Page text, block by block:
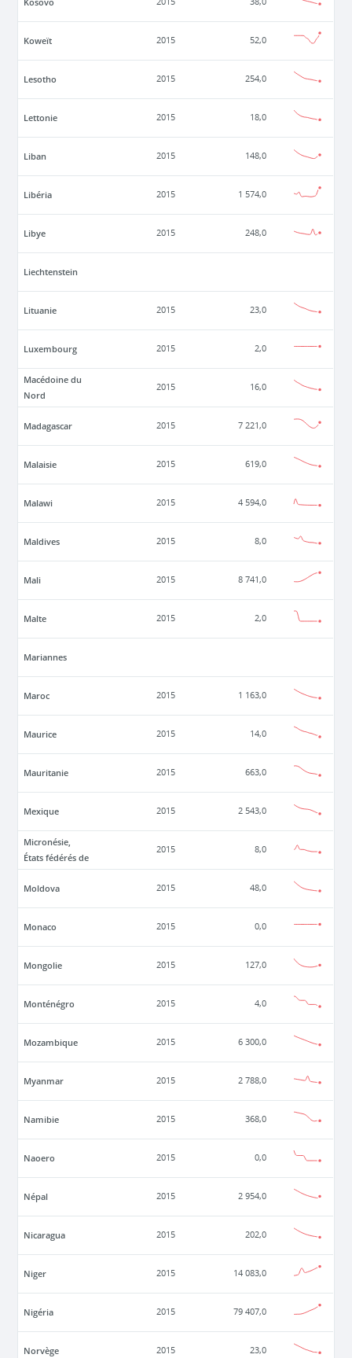
Koweït 2015 52,0
Lesotho 2015 254,0
Lettonie 2015 18,0
Liban 2015 148,0
Libéria 2015 1 574,0
Libye 2015 248,0
Liechtenstein
Lituanie 2015 23,0
Luxembourg 2015 2,0
Macédoine du
Nord
2015 16,0
Madagascar 2015 7 221,0
Malaisie 2015 619,0
Malawi 2015 4 594,0
Maldives 2015 8,0
Mali 2015 8 741,0
Malte 2015 2,0
Mariannes
Maroc 2015 1 163,0
Maurice 2015 14,0
Mauritanie 2015 663,0
Mexique 2015 2 543,0
Micronésie,
États fédérés de
2015 8,0
Moldova 2015 48,0
Monaco 2015 0,0
Mongolie 2015 127,0
Monténégro 2015 4,0
Mozambique 2015 6 300,0
Myanmar 2015 2 788,0
Namibie 2015 368,0
Naoero 2015 0,0
Népal 2015 2 954,0
Nicaragua 2015 202,0
Niger 2015 14 083,0
Nigéria 2015 79 407,0
Norvège 2015 23,0